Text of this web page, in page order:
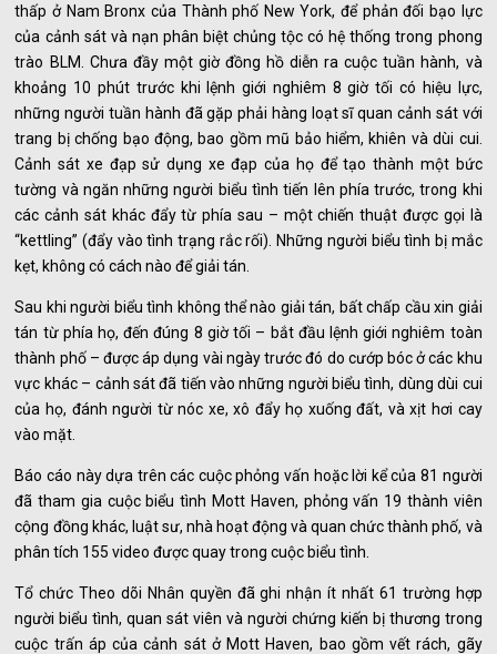
thấp ở Nam Bronx của Thành phố New York, để phản đối bạo lực
của cảnh sát và nạn phân biệt chủng tộc có hệ thống trong phong
trào BLM. Chưa đầy một giờ đồng hồ diễn ra cuộc tuần hành, và
khoảng 10 phút trước khi lệnh giới nghiêm 8 giờ tối có hiệu lực,
những người tuần hành đã gặp phải hàng loạt sĩ quan cảnh sát với
trang bị chống bạo động, bao gồm mũ bảo hiểm, khiên và dùi cui.
Cảnh sát xe đạp sử dụng xe đạp của họ để tạo thành một bức
tường và ngăn những người biểu tình tiến lên phía trước, trong khi
các cảnh sát khác đẩy từ phía sau – một chiến thuật được gọi là
“kettling” (đẩy vào tình trạng rắc rối). Những người biểu tình bị mắc
kẹt, không có cách nào để giải tán.
Sau khi người biểu tình không thể nào giải tán, bất chấp cầu xin giải
tán từ phía họ, đến đúng 8 giờ tối – bắt đầu lệnh giới nghiêm toàn
thành phố – được áp dụng vài ngày trước đó do cướp bóc ở các khu
vực khác – cảnh sát đã tiến vào những người biểu tình, dùng dùi cui
của họ, đánh người từ nóc xe, xô đẩy họ xuống đất, và xịt hơi cay
vào mặt.
Báo cáo này dựa trên các cuộc phỏng vấn hoặc lời kể của 81 người
đã tham gia cuộc biểu tình Mott Haven, phỏng vấn 19 thành viên
cộng đồng khác, luật sư, nhà hoạt động và quan chức thành phố, và
phân tích 155 video được quay trong cuộc biểu tình.
Tổ chức Theo dõi Nhân quyền đã ghi nhận ít nhất 61 trường hợp
người biểu tình, quan sát viên và người chứng kiến ​​bị thương trong
cuộc trấn áp của cảnh sát ở Mott Haven, bao gồm vết rách, gãy